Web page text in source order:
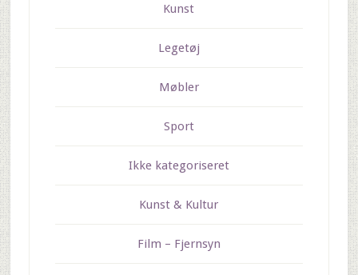
Kunst
Legetøj
Møbler
Sport
Ikke kategoriseret
Kunst & Kultur
Film – Fjernsyn